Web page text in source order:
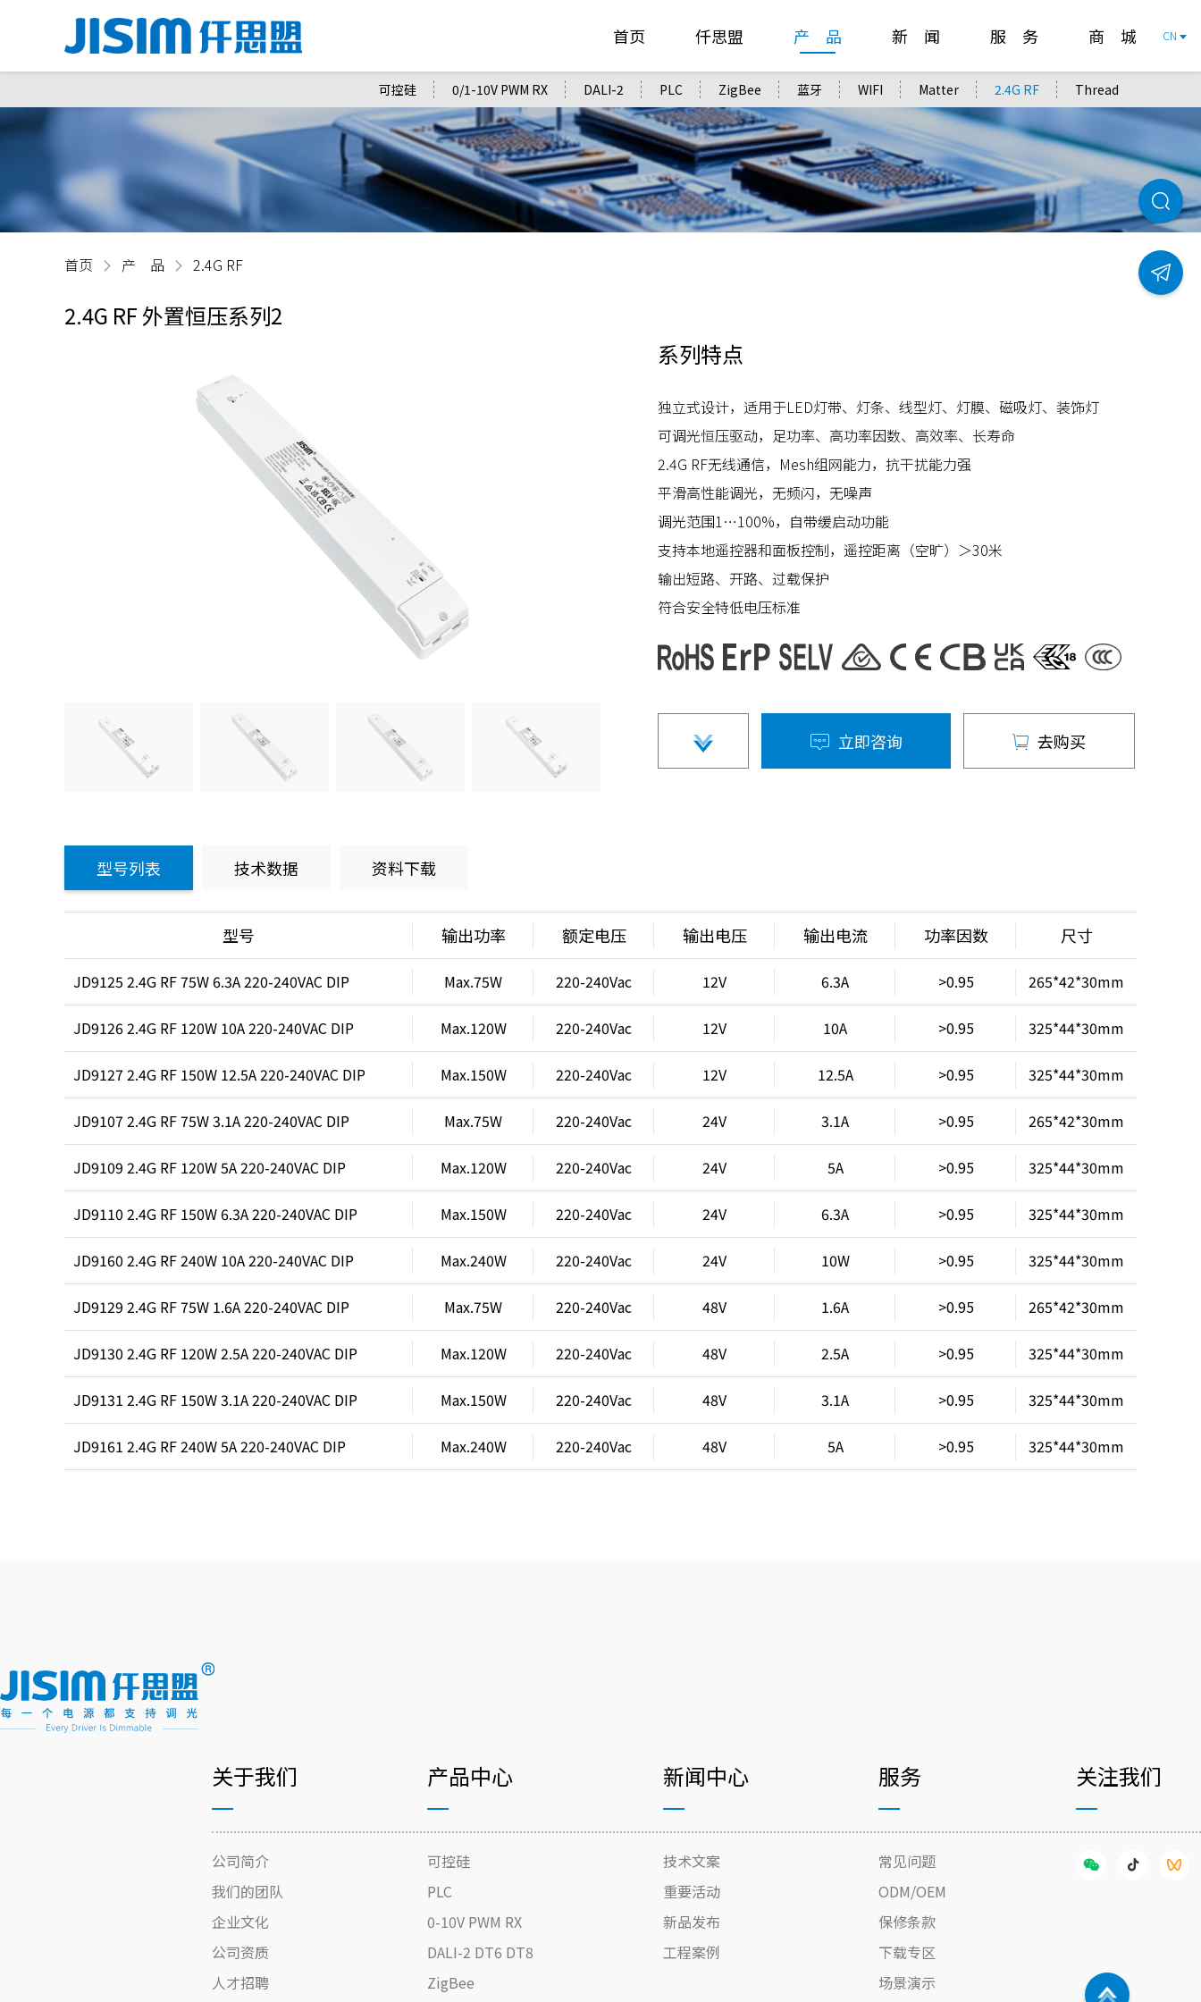
首页 仟思盟 产 品 新 闻 服 务 商 城 CN
可控硅 0/1-10V PWM RX DALI-2 PLC ZigBee 蓝牙 WIFI Matter 2.4G RF Thread
首页 产 品 2.4G RF
2.4G RF 外置恒压系列2
系列特点
独立式设计，适用于LED灯带、灯条、线型灯、灯膜、磁吸灯、装饰灯
可调光恒压驱动，足功率、高功率因数、高效率、长寿命
2.4G RF无线通信，Mesh组网能力，抗干扰能力强
平滑高性能调光，无频闪，无噪声
调光范围1…100%，自带缓启动功能
支持本地遥控器和面板控制，遥控距离（空旷）＞30米
输出短路、开路、过载保护
符合安全特低电压标准
立即咨询 去购买
型号列表 技术数据 资料下载
型号 输出功率 额定电压 输出电压 输出电流 功率因数 尺寸
JD9125 2.4G RF 75W 6.3A 220-240VAC DIP Max.75W 220-240Vac 12V 6.3A >0.95 265*42*30mm
JD9126 2.4G RF 120W 10A 220-240VAC DIP Max.120W 220-240Vac 12V 10A >0.95 325*44*30mm
JD9127 2.4G RF 150W 12.5A 220-240VAC DIP Max.150W 220-240Vac 12V 12.5A >0.95 325*44*30mm
JD9107 2.4G RF 75W 3.1A 220-240VAC DIP Max.75W 220-240Vac 24V 3.1A >0.95 265*42*30mm
JD9109 2.4G RF 120W 5A 220-240VAC DIP Max.120W 220-240Vac 24V 5A >0.95 325*44*30mm
JD9110 2.4G RF 150W 6.3A 220-240VAC DIP Max.150W 220-240Vac 24V 6.3A >0.95 325*44*30mm
JD9160 2.4G RF 240W 10A 220-240VAC DIP Max.240W 220-240Vac 24V 10W >0.95 325*44*30mm
JD9129 2.4G RF 75W 1.6A 220-240VAC DIP Max.75W 220-240Vac 48V 1.6A >0.95 265*42*30mm
JD9130 2.4G RF 120W 2.5A 220-240VAC DIP Max.120W 220-240Vac 48V 2.5A >0.95 325*44*30mm
JD9131 2.4G RF 150W 3.1A 220-240VAC DIP Max.150W 220-240Vac 48V 3.1A >0.95 325*44*30mm
JD9161 2.4G RF 240W 5A 220-240VAC DIP Max.240W 220-240Vac 48V 5A >0.95 325*44*30mm
关于我们
公司简介
我们的团队
企业文化
公司资质
人才招聘
产品中心
可控硅
PLC
0-10V PWM RX
DALI-2 DT6 DT8
ZigBee
新闻中心
技术文案
重要活动
新品发布
工程案例
服务
常见问题
ODM/OEM
保修条款
下载专区
场景演示
关注我们